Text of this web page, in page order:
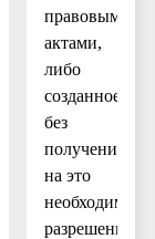
правовыми
актами,
либо
созданное
без
получения
на это
необходимых
разрешений